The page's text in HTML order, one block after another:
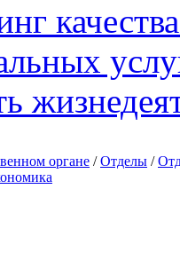
органе /Отделы /